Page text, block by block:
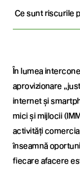
Ce sunt riscurile
În lumea
aprovizionare
internet și
mici și mijlocii
activități
înseamnă
fiecare afacere